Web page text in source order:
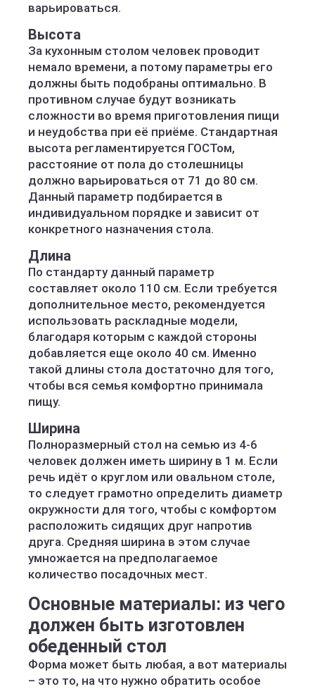
варьироваться.
Высота
За кухонным столом человек проводит
немало времени, а потому параметры его
должны быть подобраны оптимально. В
противном случае будут возникать
сложности во время приготовления пищи
и неудобства при её приёме. Стандартная
высота регламентируется ГОСТом,
расстояние от пола до столешницы
должно варьироваться от 71 до 80 см.
Данный параметр подбирается в
индивидуальном порядке и зависит от
конкретного назначения стола.
Длина
По стандарту данный параметр
составляет около 110 см. Если требуется
дополнительное место, рекомендуется
использовать раскладные модели,
благодаря которым с каждой стороны
добавляется еще около 40 см. Именно
такой длины стола достаточно для того,
чтобы вся семья комфортно принимала
пищу.
Ширина
Полноразмерный стол на семью из 4-6
человек должен иметь ширину в 1 м. Если
речь идёт о круглом или овальном столе,
то следует грамотно определить диаметр
окружности для того, чтобы с комфортом
расположить сидящих друг напротив
друга. Средняя ширина в этом случае
умножается на предполагаемое
количество посадочных мест.
Основные материалы: из чего
должен быть изготовлен
обеденный стол
Форма может быть любая, а вот материалы
– это то, на что нужно обратить особое